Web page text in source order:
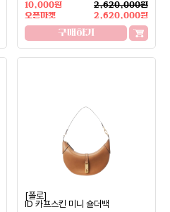
10,000원
2,620,000원
오픈마켓
2,620,000원
구매하기
[폴로]
ID 카프스킨 미니 숄더백